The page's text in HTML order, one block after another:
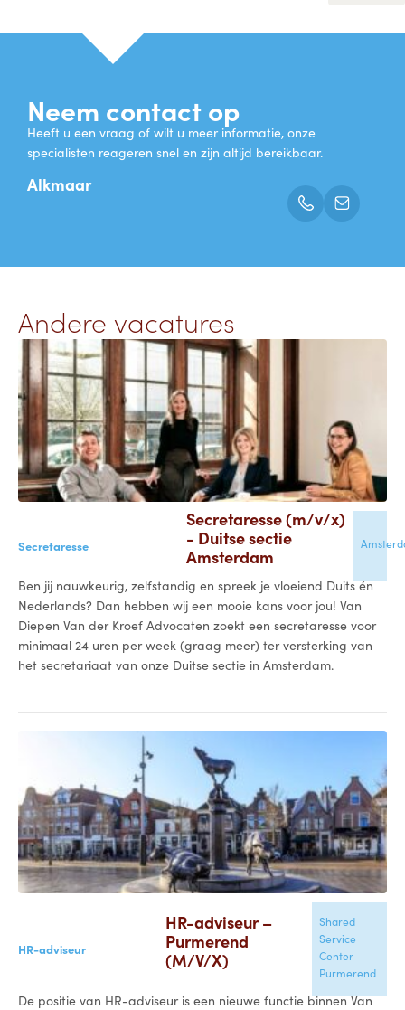
Neem contact op
Heeft u een vraag of wilt u meer informatie, onze
specialisten reageren snel en zijn altijd bereikbaar.
Alkmaar
Andere vacatures
Secretaresse
Secretaresse (m/v/x)
- Duitse sectie
Amsterdam
Ben jij nauwkeurig, zelfstandig en spreek je vloeiend Duits én
Nederlands? Dan hebben wij een mooie kans voor jou! Van
Diepen Van der Kroef Advocaten zoekt een secretaresse voor
minimaal 24 uren per week (graag meer) ter versterking van
het secretariaat van onze Duitse sectie in Amsterdam.
HR-adviseur
HR-adviseur –
Purmerend
(M/V/X)
Shared
Service
Center
Purmerend
De positie van HR-adviseur is een nieuwe functie binnen Van